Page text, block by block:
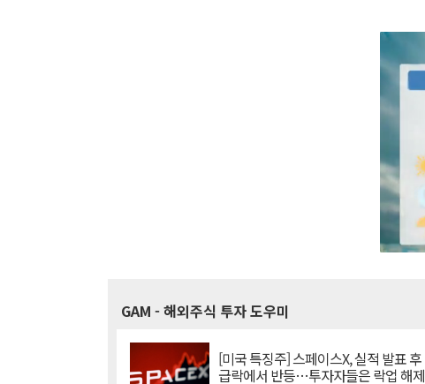
GAM - 해외주식 투자 도우미
[미국 특징주] 스페이스X, 실적 발표 후
급락에서 반등…투자자들은 락업 해제